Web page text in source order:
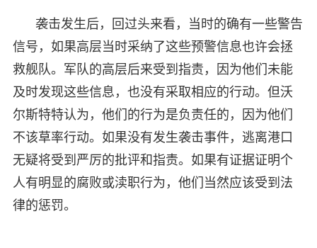
袭击发生后，回过头来看，当时的确有一些警告
信号，如果高层当时采纳了这些预警信息也许会拯
救舰队。军队的高层后来受到指责，因为他们未能
及时发现这些信息，也没有采取相应的行动。但沃
尔斯特特认为，他们的行为是负责任的，因为他们
不该草率行动。如果没有发生袭击事件，逃离港口
无疑将受到严厉的批评和指责。如果有证据证明个
人有明显的腐败或渎职行为，他们当然应该受到法
律的惩罚。